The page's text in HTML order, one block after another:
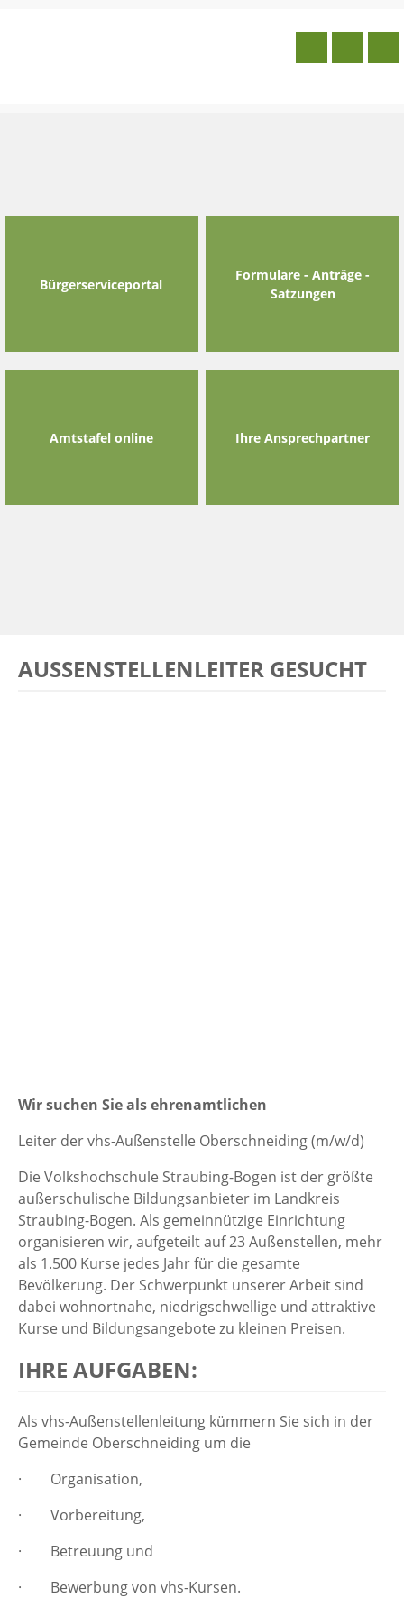
Bürgerserviceportal
Formulare - Anträge -
Satzungen
Amtstafel online Ihre Ansprechpartner
AUSSENSTELLENLEITER GESUCHT
Wir suchen Sie als ehrenamtlichen
Leiter der vhs-Außenstelle Oberschneiding (m/w/d)
Die Volkshochschule Straubing-Bogen ist der größte
außerschulische Bildungsanbieter im Landkreis
Straubing-Bogen. Als gemeinnützige Einrichtung
organisieren wir, aufgeteilt auf 23 Außenstellen, mehr
als 1.500 Kurse jedes Jahr für die gesamte
Bevölkerung. Der Schwerpunkt unserer Arbeit sind
dabei wohnortnahe, niedrigschwellige und attraktive
Kurse und Bildungsangebote zu kleinen Preisen.
IHRE AUFGABEN:
Als vhs-Außenstellenleitung kümmern Sie sich in der
Gemeinde Oberschneiding um die
· Organisation,
· Vorbereitung,
· Betreuung und
· Bewerbung von vhs-Kursen.